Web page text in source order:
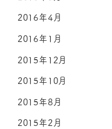
2016年4月
2016年1月
2015年12月
2015年10月
2015年8月
2015年2月